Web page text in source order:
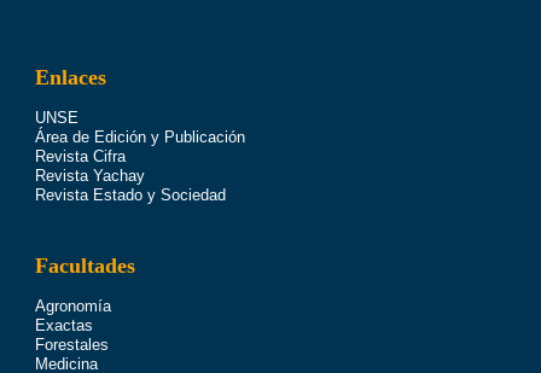
Enlaces
UNSE
Área de Edición y Publicación
Revista Cifra
Revista Yachay
Revista Estado y Sociedad
Facultades
Agronomía
Exactas
Forestales
Medicina